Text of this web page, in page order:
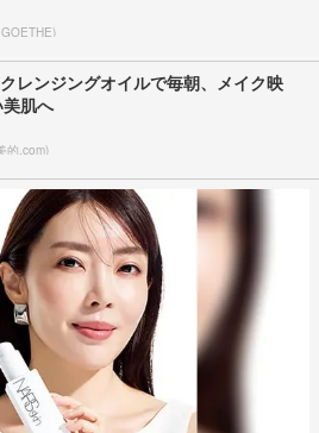
レンジングオイルで毎朝、メイク映
肌へ
的.com)